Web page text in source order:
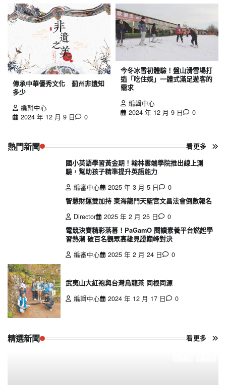
傳承中華優秀文化 薊州非遺知
多少
編輯中心
2024 年 12 月 9 日
0
今冬冰雪初體驗！盤山滑雪場打
造「吃住娛」一體式滿足遊客的
需求
編輯中心
2024 年 12 月 9 日
0
熱門新聞 看更多
國小英語學習黃金期！翰林雲端學院推出線上測
驗，幫助孩子精準提升英語能力
編審中心
2025 年 3 月 5 日
0
智慧財運雙加持 東海龍門天聖宮文昌法會倒數報名
Director
2025 年 2 月 25 日
0
電競決賽精彩落幕！PaGamO 閱讀素養平台燃起學
習熱潮 破百名觀眾高雄見證巔峰對決
編審中心
2025 年 2 月 24 日 0
武夷山大紅袍與台灣烏龍茶 同根同源
編輯中心
2024 年 12 月 17 日 0
精選新聞 看更多